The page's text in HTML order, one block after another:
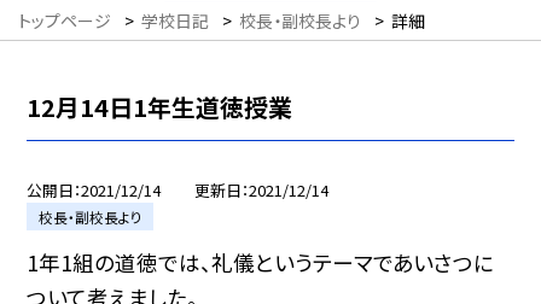
トップページ > 学校日記 > 校長・副校長より > 詳細
12月14日1年生道徳授業
公開日 2021/12/14 更新日 2021/12/14
校長・副校長より
1年1組の道徳では、礼儀というテーマであいさつに
ついて考えました。